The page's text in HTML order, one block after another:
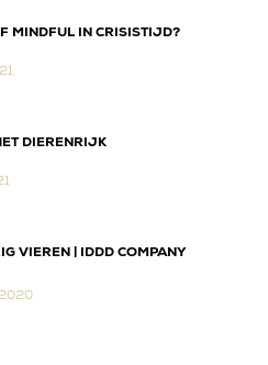
MINDFUL IN CRISISTIJD?
DIERENRIJK
VIEREN | IDDD COMPANY